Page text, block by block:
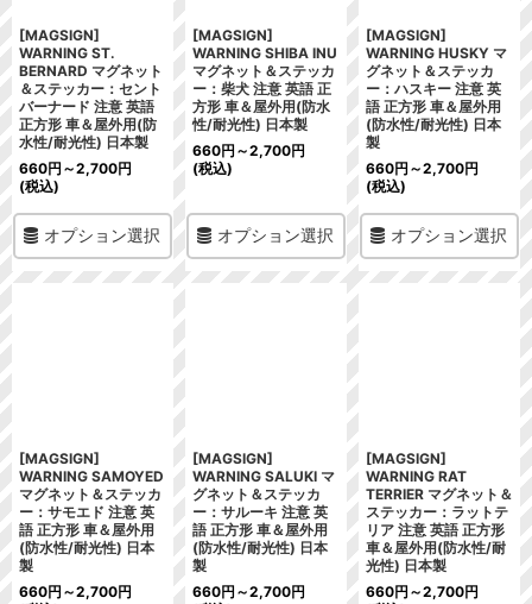
[MAGSIGN]
WARNING ST.
BERNARD マグネット
＆ステッカー：セント
バーナード 注意 英語
正方形 車＆屋外用(防
水性/耐光性) 日本製
660円 ～2,700円
(税込)
オプション選択
[MAGSIGN]
WARNING SHIBA INU
マグネット＆ステッカ
ー：柴犬 注意 英語 正
方形 車＆屋外用(防水
性/耐光性) 日本製
660円 ～2,700円
(税込)
オプション選択
[MAGSIGN]
WARNING HUSKY マ
グネット＆ステッカ
ー：ハスキー 注意 英
語 正方形 車＆屋外用
(防水性/耐光性) 日本
製
660円 ～2,700円
(税込)
オプション選択
[MAGSIGN]
WARNING SAMOYED
マグネット＆ステッカ
ー：サモエド 注意 英
語 正方形 車＆屋外用
(防水性/耐光性) 日本
製
660円 ～2,700円
[MAGSIGN]
WARNING SALUKI マ
グネット＆ステッカ
ー：サルーキ 注意 英
語 正方形 車＆屋外用
(防水性/耐光性) 日本
製
660円 ～2,700円
[MAGSIGN]
WARNING RAT
TERRIER マグネット＆
ステッカー：ラットテ
リア 注意 英語 正方形
車＆屋外用(防水性/耐
光性) 日本製
660円 ～2,700円